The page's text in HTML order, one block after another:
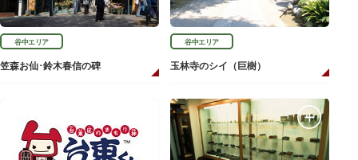
谷中エリア
笠森お仙･鈴木春信の碑
谷中エリア
玉林寺のシイ（巨樹）